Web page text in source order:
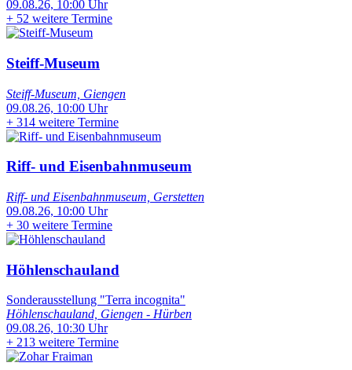
09.08.26, 10:00 Uhr
+ 52 weitere Termine
Steiff-Museum
Steiff-Museum, Giengen
09.08.26, 10:00 Uhr
+ 314 weitere Termine
Riff- und Eisenbahnmuseum
Riff- und Eisenbahnmuseum, Gerstetten
09.08.26, 10:00 Uhr
+ 30 weitere Termine
Höhlenschauland
Sonderausstellung "Terra incognita"
Höhlenschauland, Giengen - Hürben
09.08.26, 10:30 Uhr
+ 213 weitere Termine